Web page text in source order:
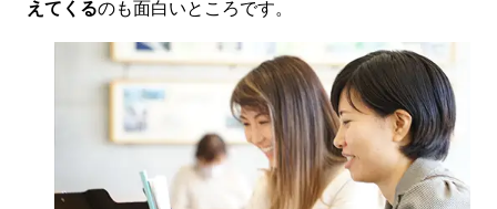
えてくるのも面白いところです。